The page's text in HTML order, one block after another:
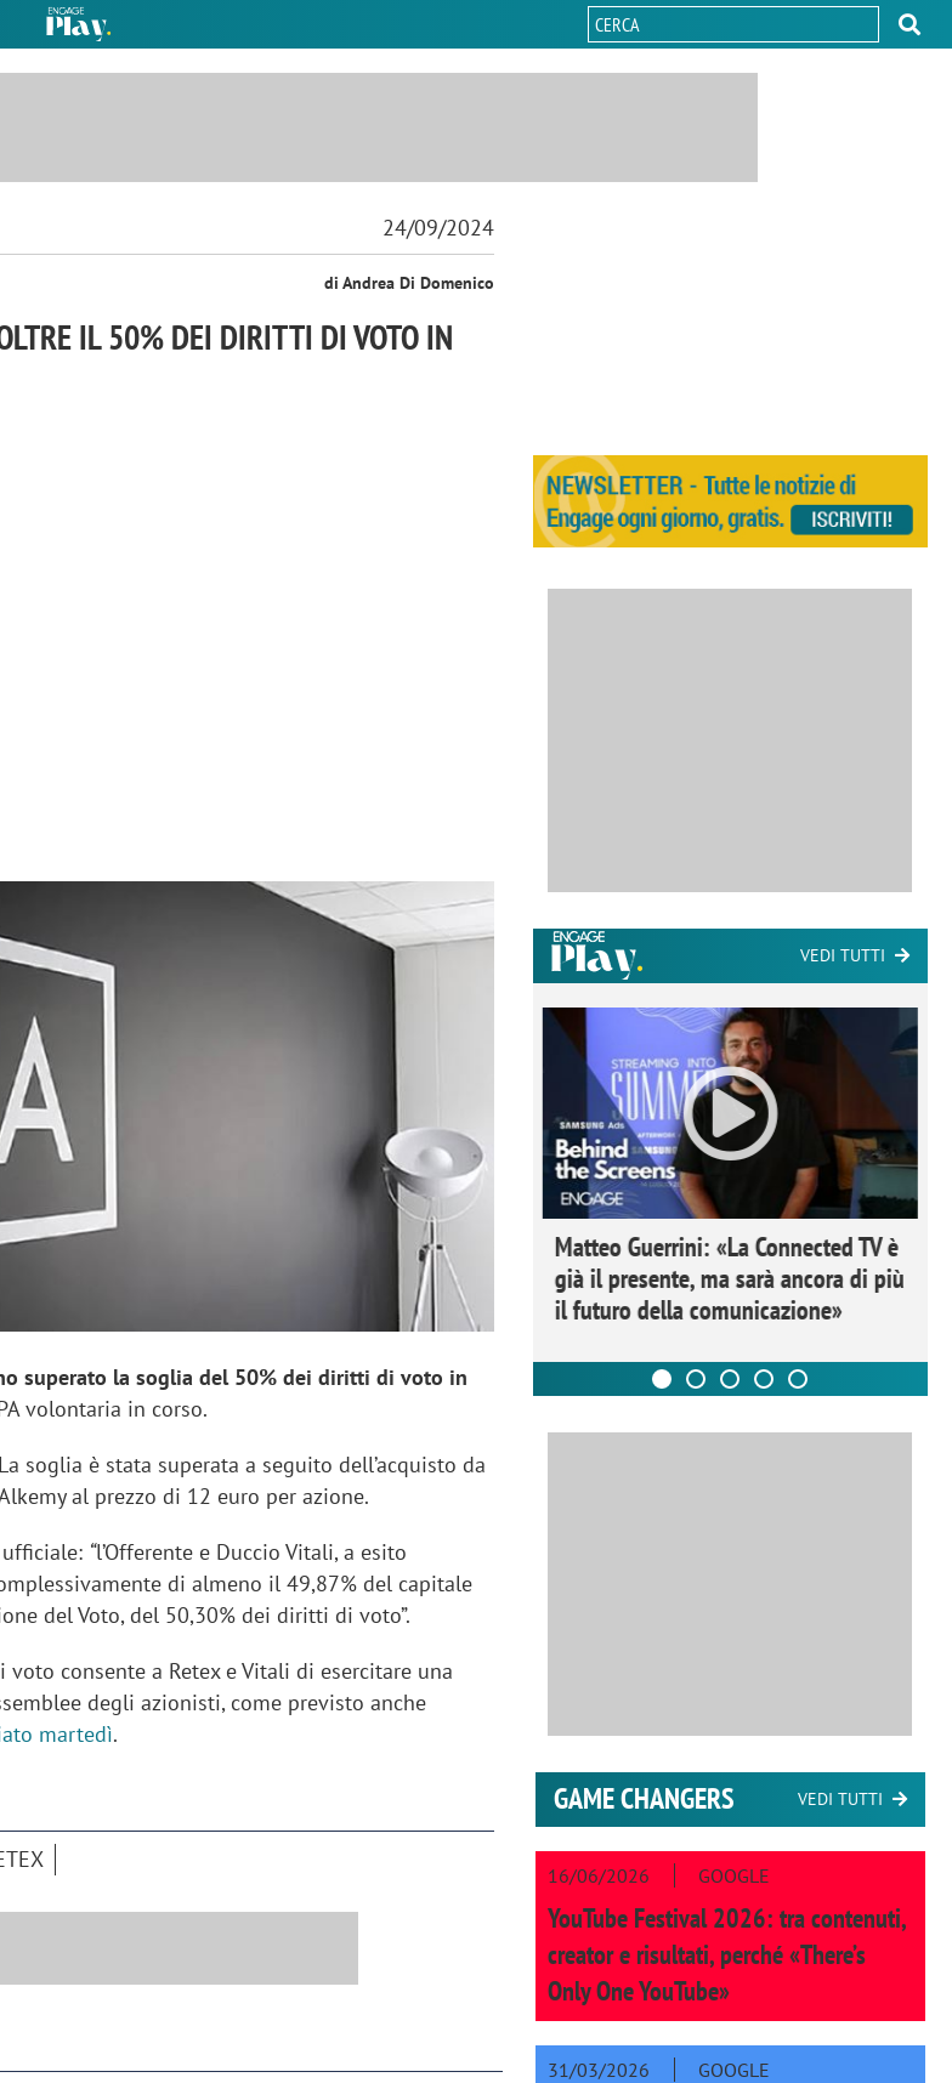
24/09/2024
di Andrea Di Domenico
IL 50% DEI DIRITTI DI VOTO IN
superato la soglia del 50% dei diritti di voto in
volontaria in corso.
soglia è stata superata a seguito dell’acquisto da
al prezzo di 12 euro per azione.
“l’Offerente e Duccio Vitali, a esito
di almeno il 49,87% del capitale
del Voto, del 50,30% dei diritti di voto”.
consente a Retex e Vitali di esercitare una
degli azionisti, come previsto anche
martedì.
VEDI TUTTI
è un
Networking agli eventi: come la
startup Kicè punta a eliminare lo
Matteo Guerrini: «La Connected TV è
già il presente, ma sarà ancora di più
il futuro della comunicazione»
GAME CHANGERS VEDI TUTTI
16/06/2026 GOOGLE
YouTube Festival 2026: tra contenuti,
creator e risultati, perché «There’s
Only One YouTube»
31/03/2026 GOOGLE